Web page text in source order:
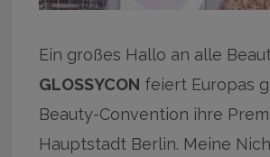
Ein großes Hallo an alle
GLOSSYCON feiert Europas
Beauty-Convention ihre
Hauptstadt Berlin. Meine